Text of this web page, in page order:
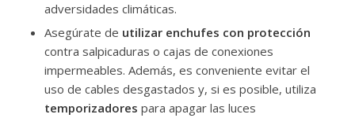
adversidades climáticas.
Asegúrate de utilizar enchufes con protección
contra salpicaduras o cajas de conexiones
impermeables. Además, es conveniente evitar el
uso de cables desgastados y, si es posible, utiliza
temporizadores para apagar las luces